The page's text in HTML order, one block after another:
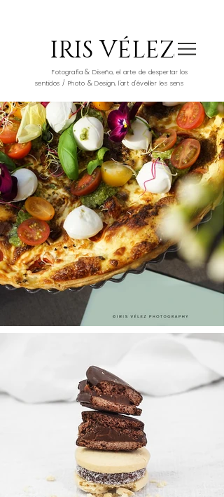
IRIS VÉLEZ
Fotografía& Diseño, el arte de despertar los
sentidos / Photo & Design, l'art d'éveiller les sens